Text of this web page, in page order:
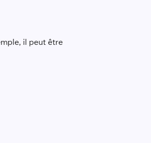
il peut être